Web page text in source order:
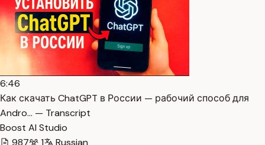
6:46
Как скачать ChatGPT в России — рабочий способ для
Andro… — Transcript
Boost AI Studio
987
1 Russian